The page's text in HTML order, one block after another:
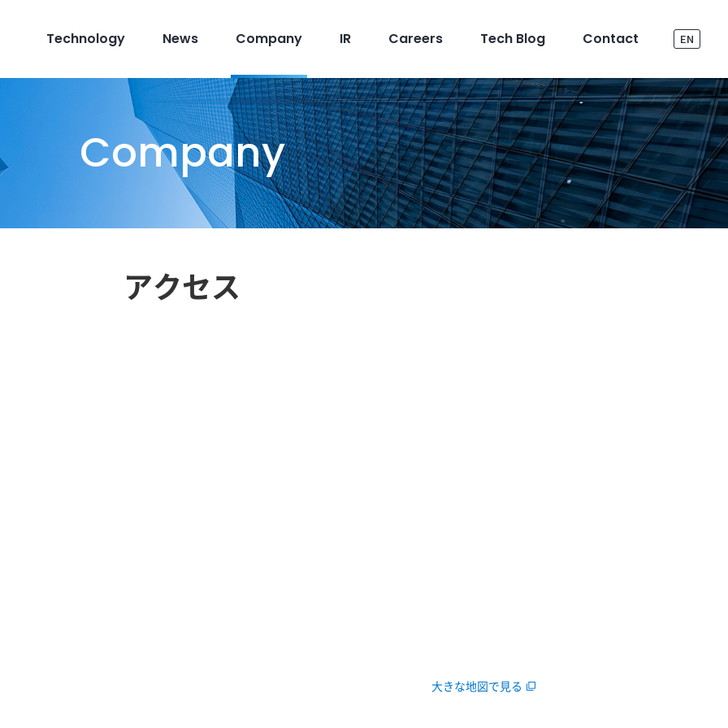
Technology News Company IR Careers Tech Blog Contact EN
Company
アクセス
大きな地図で見る